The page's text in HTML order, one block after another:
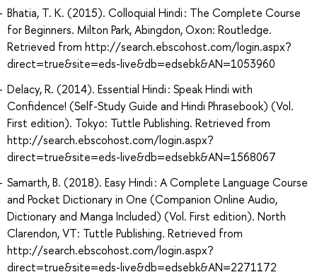
Bhatia, T. K. (2015). Colloquial Hindi : The Complete Course
for Beginners. Milton Park, Abingdon, Oxon: Routledge.
Retrieved from http://search.ebscohost.com/login.aspx?
direct=true&site=eds-live&db=edsebk&AN=1053960
Delacy, R. (2014). Essential Hindi : Speak Hindi with
Confidence! (Self-Study Guide and Hindi Phrasebook) (Vol.
First edition). Tokyo: Tuttle Publishing. Retrieved from
http://search.ebscohost.com/login.aspx?
direct=true&site=eds-live&db=edsebk&AN=1568067
Samarth, B. (2018). Easy Hindi : A Complete Language Course
and Pocket Dictionary in One (Companion Online Audio,
Dictionary and Manga Included) (Vol. First edition). North
Clarendon, VT: Tuttle Publishing. Retrieved from
http://search.ebscohost.com/login.aspx?
direct=true&site=eds-live&db=edsebk&AN=2271172